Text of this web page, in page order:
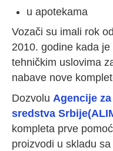
u apotekama
Vozači su imali rok
2010. godine kada
tehničkim uslovima
nabave nove
Dozvolu Agencije
sredstva
kompleta prve
proizvodi u skladu